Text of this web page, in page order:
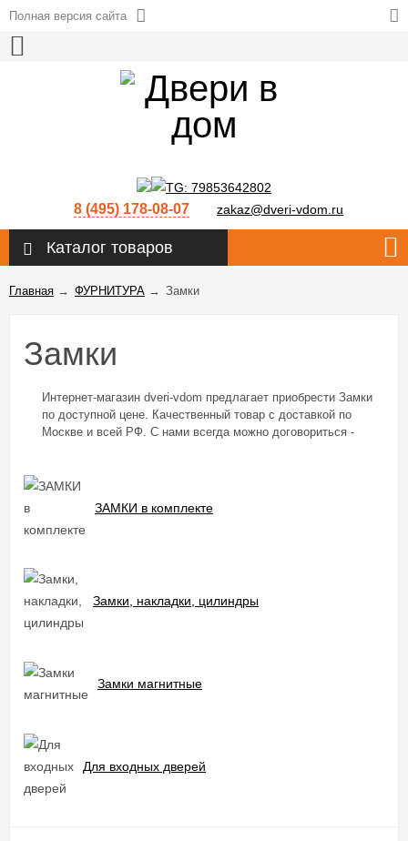
Полная версия сайта
8 (495) 178-08-07 zakaz@dveri-vdom.ru
Каталог товаров
Главная → ФУРНИТУРА → Замки
Замки
Интернет-магазин dveri-vdom предлагает приобрести Замки
по доступной цене. Качественный товар с доставкой по
Москве и всей РФ. С нами всегда можно договориться -
покупкой рекомендуем вызвать замерщика с образцами
дверей и для консультации.
☎Наш номер телефона в
Москве: +7 (495) 178-08-07
ЗАМКИ в комплекте
Замки, накладки, цилиндры
Замки магнитные
Для входных дверей